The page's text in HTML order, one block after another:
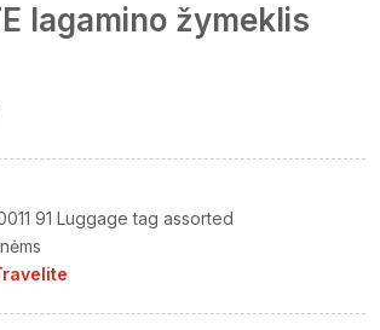
lagamino žymeklis
91 Luggage tag assorted